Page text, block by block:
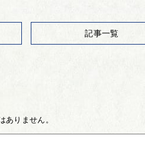
記事一覧
ありません。